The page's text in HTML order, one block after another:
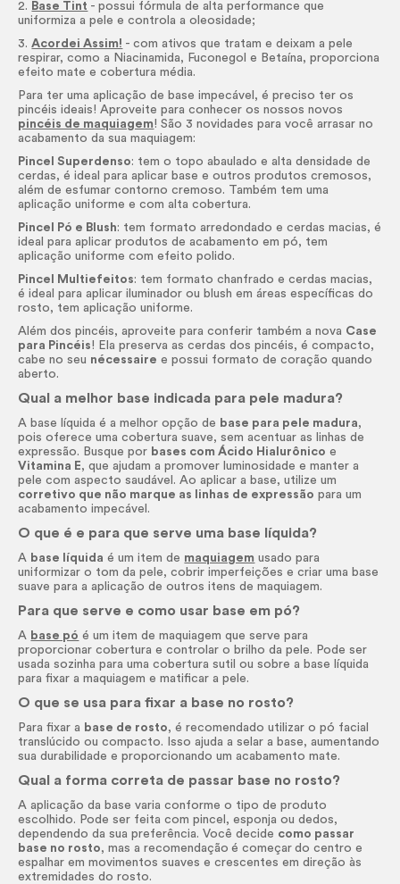
2. Base Tint - possui fórmula de alta performance que
uniformiza a pele e controla a oleosidade;
3.Acordei Assim! - com ativos que tratam e deixam a pele
respirar, como a Niacinamida, Fuconegol e Betaína, proporciona
efeito mate e cobertura média.
Para ter uma aplicação de base impecável, é preciso ter os
pincéis ideais! Aproveite para conhecer os nossos novos
pincéis de maquiagem! São 3 novidades para você arrasar no
acabamento da sua maquiagem:
Pincel Superdenso: tem o topo abaulado e alta densidade de
cerdas, é ideal para aplicar base e outros produtos cremosos,
além de esfumar contorno cremoso. Também tem uma
aplicação uniforme e com alta cobertura.
Pincel Pó e Blush: tem formato arredondado e cerdas macias, é
ideal para aplicar produtos de acabamento em pó, tem
aplicação uniforme com efeito polido.
Pincel Multiefeitos: tem formato chanfrado e cerdas macias,
é ideal para aplicar iluminador ou blush em áreas específicas do
rosto, tem aplicação uniforme.
Além dos pincéis, aproveite para conferir também a nova Case
para Pincéis! Ela preserva as cerdas dos pincéis, é compacto,
cabe no seu nécessaire e possui formato de coração quando
aberto.
Qual a melhor base indicada para pele madura?
A base líquida é a melhor opção de base para pele madura,
pois oferece uma cobertura suave, sem acentuar as linhas de
expressão. Busque por bases com Ácido Hialurônico e
Vitamina E, que ajudam a promover luminosidade e manter a
pele com aspecto saudável. Ao aplicar a base, utilize um
corretivo que não marque as linhas de expressão para um
acabamento impecável.
O que é e para que serve uma base líquida?
A base líquida é um item de maquiagem usado para
uniformizar o tom da pele, cobrir imperfeições e criar uma base
suave para a aplicação de outros itens de maquiagem.
Para que serve e como usar base em pó?
A base pó é um item de maquiagem que serve para
proporcionar cobertura e controlar o brilho da pele. Pode ser
usada sozinha para uma cobertura sutil ou sobre a base líquida
para fixar a maquiagem e matificar a pele.
O que se usa para fixar a base no rosto?
Para fixar a base de rosto, é recomendado utilizar o pó facial
translúcido ou compacto. Isso ajuda a selar a base, aumentando
sua durabilidade e proporcionando um acabamento mate.
Qual a forma correta de passar base no rosto?
A aplicação da base varia conforme o tipo de produto
escolhido. Pode ser feita com pincel, esponja ou dedos,
dependendo da sua preferência. Você decide como passar
base no rosto, mas a recomendação é começar do centro e
espalhar em movimentos suaves e crescentes em direção às
extremidades do rosto.